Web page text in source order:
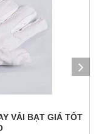
VẢI BẠT GIÁ TỐT